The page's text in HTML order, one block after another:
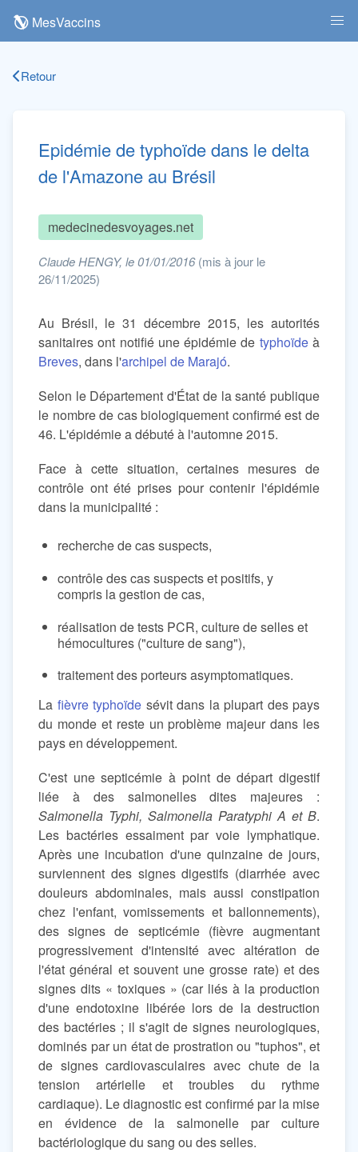
MesVaccins
Retour
Epidémie de typhoïde dans le delta
de l'Amazone au Brésil
medecinedesvoyages.net
Claude HENGY, le 01/01/2016 (mis à jour le
26/11/2025)
Au Brésil, le 31 décembre 2015, les autorités
sanitaires ont notifié une épidémie de typhoïdeà
Breves, dans l'archipel de Marajó.
Selon le Département d'État de la santé publique
le nombre de cas biologiquement confirmé est de
46. L'épidémie a débuté à l'automne 2015.
Face à cette situation, certaines mesures de
contrôle ont été prises pour contenir l'épidémie
dans la municipalité :
recherche de cas suspects,
contrôle des cas suspects et positifs, y
compris la gestion de cas,
réalisation de tests PCR, culture de selles et
hémocultures ("culture de sang"),
traitement des porteurs asymptomatiques.
La fièvre typhoïde sévit dans la plupart des pays
du monde et reste un problème majeur dans les
pays en développement.
C'est une septicémie à point de départ digestif
liée à des salmonelles dites majeures :
Salmonella Typhi, Salmonella Paratyphi A et B.
Les bactéries essaiment par voie lymphatique.
Après une incubation d'une quinzaine de jours,
surviennent des signes digestifs (diarrhée avec
douleurs abdominales, mais aussi constipation
chez l'enfant, vomissements et ballonnements),
des signes de septicémie (fièvre augmentant
progressivement d'intensité avec altération de
l'état général et souvent une grosse rate) et des
signes dits « toxiques » (car liés à la production
d'une endotoxine libérée lors de la destruction
des bactéries ; il s'agit de signes neurologiques,
dominés par un état de prostration ou "tuphos", et
de signes cardiovasculaires avec chute de la
tension artérielle et troubles du rythme
cardiaque). Le diagnostic est confirmé par la mise
en évidence de la salmonelle par culture
bactériologique du sang ou des selles.